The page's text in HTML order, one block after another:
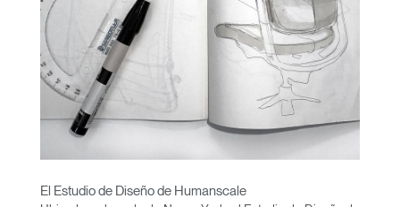
El Estudio de Diseño de Humanscale